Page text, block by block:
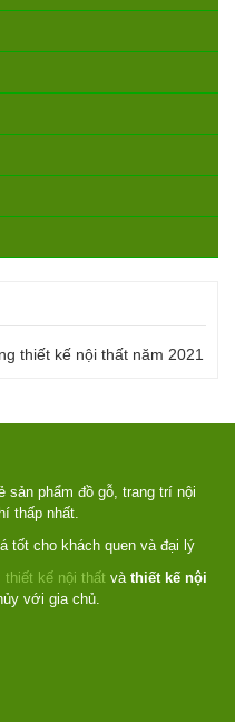
thiết kế nội thất năm 2021
sản phẩm đồ gỗ, trang trí nội
thấp nhất.
tốt cho khách quen và đại lý
thiết kế nội thất và thiết kế nội
với gia chủ.